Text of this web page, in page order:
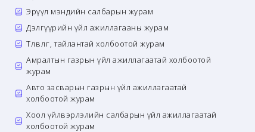
Эрүүл мэндийн салбарын журам
Дэлгүүрийн үйл ажиллагааны журам
Төлөвлөгөө, тайлантай холбоотой журам
Амралтын газрын үйл ажиллагаатай холбоотой
журам
Авто засварын газрын үйл ажиллагаатай
холбоотой журам
Хоол үйлвэрлэлийн салбарын үйл ажиллагаатай
холбоотой журам